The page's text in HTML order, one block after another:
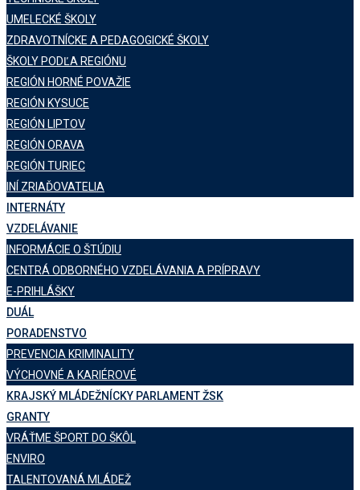
UMELECKÉ ŠKOLY
ZDRAVOTNÍCKE A PEDAGOGICKÉ ŠKOLY
ŠKOLY PODĽA REGIÓNU
REGIÓN HORNÉ POVAŽIE
REGIÓN KYSUCE
REGIÓN LIPTOV
REGIÓN ORAVA
REGIÓN TURIEC
INÍ ZRIAĎOVATELIA
INTERNÁTY
VZDELÁVANIE
INFORMÁCIE O ŠTÚDIU
CENTRÁ ODBORNÉHO VZDELÁVANIA A PRÍPRAVY
E-PRIHLÁŠKY
DUÁL
PORADENSTVO
PREVENCIA KRIMINALITY
VÝCHOVNÉ A KARIÉROVÉ
KRAJSKÝ MLÁDEŽNÍCKY PARLAMENT ŽSK
GRANTY
VRÁŤME ŠPORT DO ŠKÔL
ENVIRO
TALENTOVANÁ MLÁDEŽ